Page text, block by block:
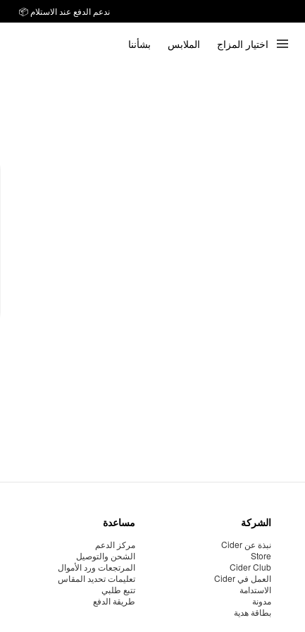
ندعم الدفع عند الاستلام 📦
اختيار المزاج الملابس بشأننا
الشركة
نبذة عن Cider
Store
Cider Club
العمل في Cider
الاستدامة
مدونة
بطاقة هدية
مساعدة
مركز الدعم
الشحن والتوصيل
المرتجعات ورد الأموال
تعليمات تحديد المقاس
تتبع طلبي
طريقة الدفع